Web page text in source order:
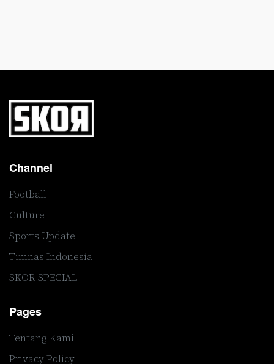
Channel
Football
Culture
Sports Update
Timnas Indonesia
SKOR SPECIAL
Pages
Tentang Kami
Privacy Policy